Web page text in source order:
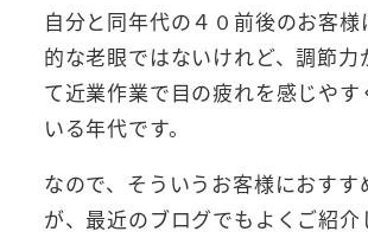
自分と同年代の４０前後のお客
的な老眼ではないけれど、調節力
て近業作業で目の疲れを感じやす
いる年代です。
なので、そういうお客様におすす
が、最近のブログでもよくご紹介